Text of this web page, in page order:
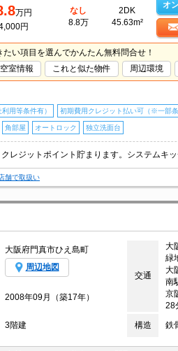
万円
円
なし
8.8万
2DK
45.63m²
オ
たい項目を選んでかんたん無料問合せ！
空室情報 これと似た物件 周辺環境
用等条件有） 初期費用クレジット払い可（※一部条
角部屋 オートロック 独立洗面台
舗で取扱い
大阪府門真市ひえ島町
周辺地図
交通
大
緑
大
南
京
28
2008年09月（築17年）
3階建 構造 鉄